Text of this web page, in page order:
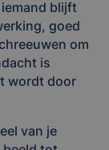
blijft
goed
om
is
wordt door
van je